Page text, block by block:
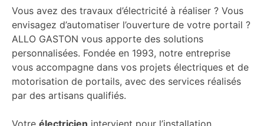
Vous avez des travaux d’électricité à réaliser ? Vous
envisagez d’automatiser l’ouverture de votre portail ?
ALLO GASTON vous apporte des solutions
personnalisées. Fondée en 1993, notre entreprise
vous accompagne dans vos projets électriques et de
motorisation de portails, avec des services réalisés
par des artisans qualifiés.